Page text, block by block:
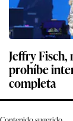
Jeffry
prohíbe
completa